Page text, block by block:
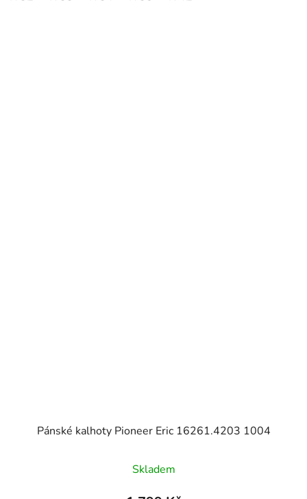
Pánské kalhoty Pioneer Eric 16261.4203 1004
Skladem